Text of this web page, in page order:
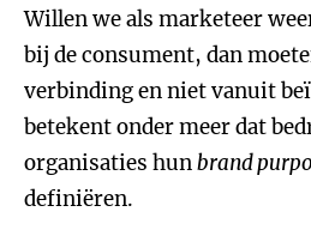
Willen we als marketeer
bij de consument, dan
verbinding en niet vanuit
betekent onder meer dat
organisaties hunbrand
definiëren.